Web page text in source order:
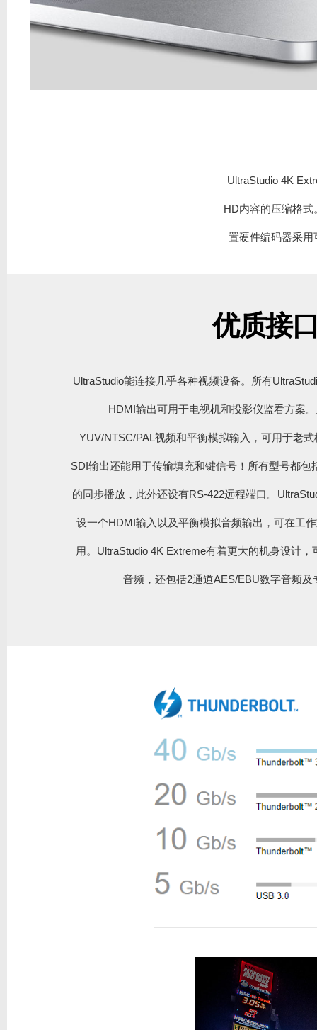
UltraStudio 4K
HD内容的压缩格
置硬件编码器采
优质接
UltraStudio能连接几乎各种视频设备。所有
HDMI输出可用于电视机和投影仪监看方案
YUV/NTSC/PAL视频和平衡模拟输入，可用于老
SDI输出还能用于传输填充和键信号！所有型号都
的同步播放，此外还设有RS-422远程端口。
设一个HDMI输入以及平衡模拟音频输出，可在工
用。UltraStudio 4K Extreme有着更大的机身设计
音频，还包括2通道AES/EBU数字音频及